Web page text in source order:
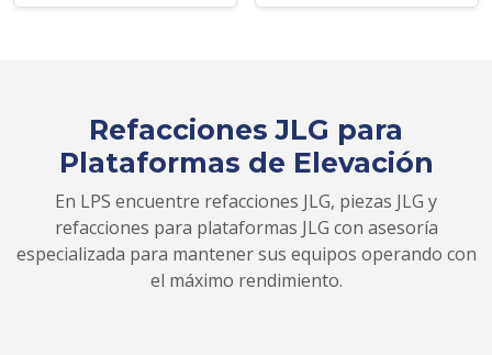
Refacciones JLG para
Plataformas de Elevación
En LPS encuentre refacciones JLG, piezas JLG y
refacciones para plataformas JLG con asesoría
especializada para mantener sus equipos operando con
el máximo rendimiento.